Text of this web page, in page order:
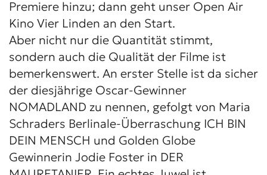
Premiere hinzu; dann geht unser Open Air
Kino Vier Linden an den Start.
Aber nicht nur die Quantität stimmt,
sondern auch die Qualität der Filme ist
bemerkenswert. An erster Stelle ist da sicher
der diesjährige Oscar-Gewinner
NOMADLAND zu nennen, gefolgt von Maria
Schraders Berlinale-Überraschung ICH BIN
DEIN MENSCH und Golden Globe
Gewinnerin Jodie Foster in DER